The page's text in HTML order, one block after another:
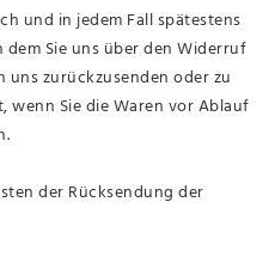
und in jedem Fall spätestens
dem Sie uns über den Widerruf
unszurückzusenden oder zu
wenn Sie die Waren vor Ablauf
der Rücksendung der